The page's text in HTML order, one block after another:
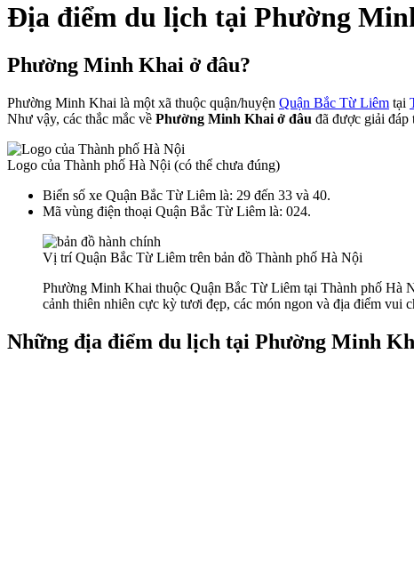
Địa điểm du lịch tại Phường
Phường Minh Khai ở đâu?
Phường Minh Khai là một xã thuộc quận/huyện Quận Bắc Từ Liêm tại
Như vậy, các thắc mắc về Phường Minh Khai ở đâu đã được giải đáp
Logo của Thành phố Hà Nội (có thể chưa đúng)
Biển số xe Quận Bắc Từ Liêm là: 29 đến 33 và 40.
Mã vùng điện thoại Quận Bắc Từ Liêm là: 024.
Vị trí Quận Bắc Từ Liêm trên bản đồ Thành phố Hà Nội
Phường Minh Khai thuộc Quận Bắc Từ Liêm tại Thành phố Hà
cảnh thiên nhiên cực kỳ tươi đẹp, các món ngon và địa điểm vui
Những địa điểm du lịch tại Phường Minh